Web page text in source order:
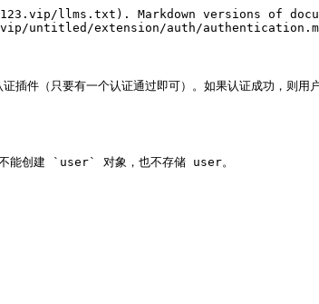
llms.txt). Markdown versions of
untitled/extension/auth/
件（只要有一个认证通过即可）。如果认证成功，则
创建 `user` 对象，也不存储 user。